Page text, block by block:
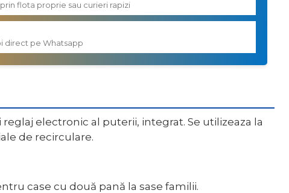
flota proprie sau curieri rapizi
direct pe Whatsapp
electronic al puterii, integrat. Se utilizeaza la
de recirculare.
case cu două pană la sase familii.